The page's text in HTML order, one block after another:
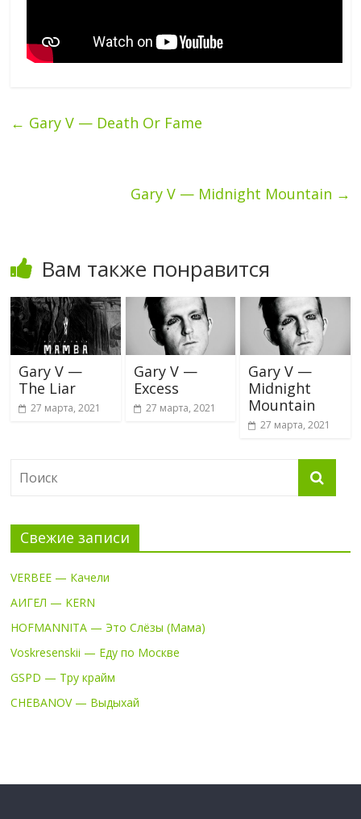
← Gary V — Death Or Fame
Gary V — Midnight Mountain →
Вам также понравится
Gary V —
The Liar
27 марта, 2021
Gary V —
Excess
27 марта, 2021
Gary V —
Midnight
Mountain
27 марта, 2021
Свежие записи
VERBEE — Качели
АИГЕЛ — KERN
HOFMANNITA — Это Слёзы (Мама)
Voskresenskii — Еду по Москве
GSPD — Тру крайм
CHEBANOV — Выдыхай